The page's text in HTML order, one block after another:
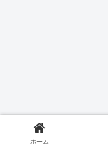
ホーム